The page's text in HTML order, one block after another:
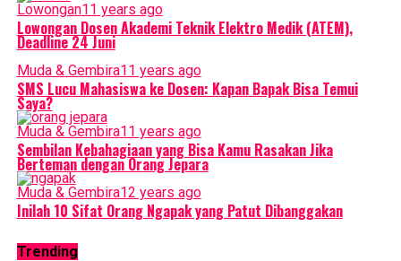
Lowongan11 years ago
Lowongan Dosen Akademi Teknik Elektro Medik (ATEM),
Deadline 24 Juni
Muda & Gembira11 years ago
SMS Lucu Mahasiswa ke Dosen: Kapan Bapak Bisa Temui
Saya?
Muda & Gembira11 years ago
Sembilan Kebahagiaan yang Bisa Kamu Rasakan Jika
Berteman dengan Orang Jepara
Muda & Gembira12 years ago
Inilah 10 Sifat Orang Ngapak yang Patut Dibanggakan
Trending